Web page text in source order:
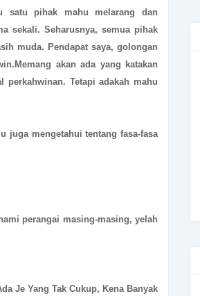
satu pihak mahu melarang dan
sekali. Seharusnya, semua pihak
muda. Pendapat saya, golongan
Memang akan ada yang katakan
perkahwinan. Tetapi adakah mahu
juga mengetahui tentang fasa-fasa
perangai masing-masing, yelah
Je Yang Tak Cukup, Kena Banyak